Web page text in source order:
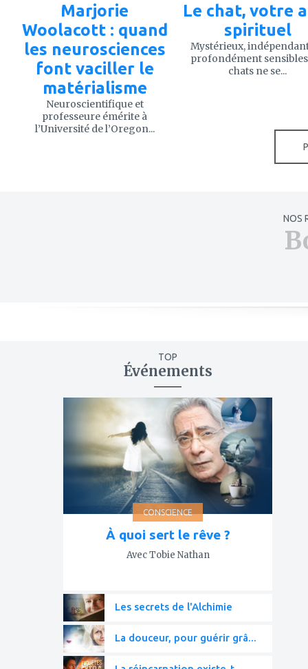
Marjorie
Woolacott : quand
les neurosciences
font vaciller le
matérialisme
Neuroscientifique et
professeure émérite à
l’Université de l’Oregon...
Le chat, votre
spirituel
Mystérieux,
profondément
chats ne se...
NOS
TOP
Événements
CONSCIENCE
À quoi sert le rêve ?
Avec Tobie Nathan
Les secrets de l'Alchimie
La douceur, pour guérir grâ...